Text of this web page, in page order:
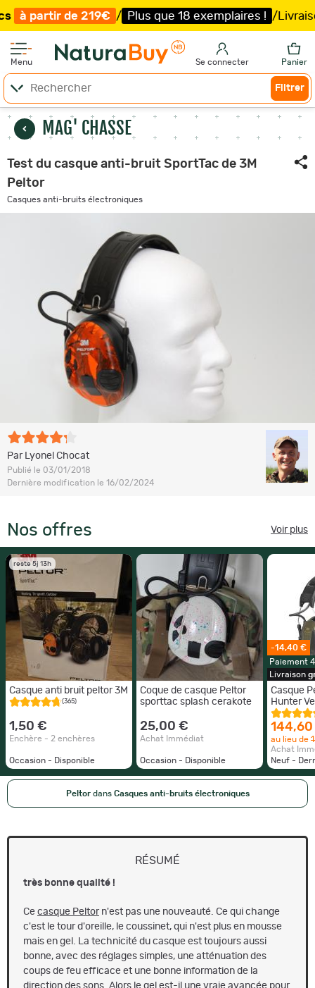
/ Plus que 18 exemplaires ! /Livraison offerte et
Menu Se connecter Panier
Filtrer
MAG' CHASSE
Test du casque anti-bruit SportTac de 3M
Peltor
Casques anti-bruits électroniques
Par Lyonel Chocat
Publié le 03/01/2018
Dernière modification le 16/02/2024
Nos offres Voir plus
reste 5j 13h
Casque anti bruit peltor 3M
(365)
1,50 €
Enchère - 2 enchères
Occasion - Disponible
Coque de casque Peltor
sporttac splash cerakote
25,00 €
Achat Immédiat
Occasion - Disponible
-14,40 €
Paiement
Livraison
Casque
Hunter
au lieu de
Achat
Neuf -
Peltordans Casques anti-bruits électroniques
RÉSUMÉ
très bonne qualité !
Ce casque Peltorn'est pas une nouveauté. Ce qui change
c'est le tour d'oreille, le coussinet, qui n'est plus en mousse
mais en gel. La technicité du casque est toujours aussi
bonne, avec des réglages simples, une atténuation des
coups de feu efficace et une bonne information de la